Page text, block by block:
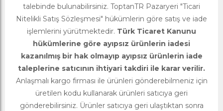
talebinde bulunabilirsiniz. ToptanTR Pazaryeri "Ticari
Nitelikli Satış Sözleşmesi" hükümlerin göre satış ve iade
işlemlerini yürütmektedir. Türk Ticaret Kanunu
hükümlerine göre ayıpsız ürünlerin iadesi
kazanılmış bir hak olmayıp ayıpsız ürünlerin iade
taleplerine satıcının ihtiyari takdiri ile karar verilir.
Anlaşmalı kargo firması ile ürünleri gönderebilmeniz için
üretilen kodu kullanarak ürünleri satıcıya geri
gönderebilirsiniz. Ürünler satıcıya geri ulaştıktan sonra